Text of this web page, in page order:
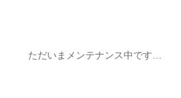
ただいまメンテナンス中です…